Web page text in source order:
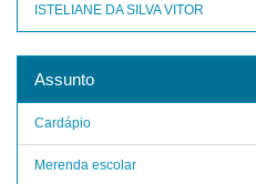
ISTELIANE DA SILVA VITOR
Assunto
Cardápio
Merenda escolar